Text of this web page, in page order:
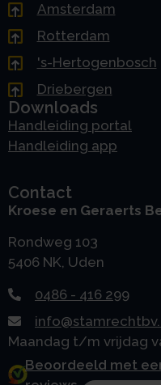
Amsterdam
Rotterdam
's-Hertogenbosch
Driebergen
Downloads
Handleiding portal
Handleiding app
Contact
Kroese en Geraerts
Rondweg 103
5406 NK, Uden
0486 - 416 299
Maandag t/m vrijdag
Beoordeeld met